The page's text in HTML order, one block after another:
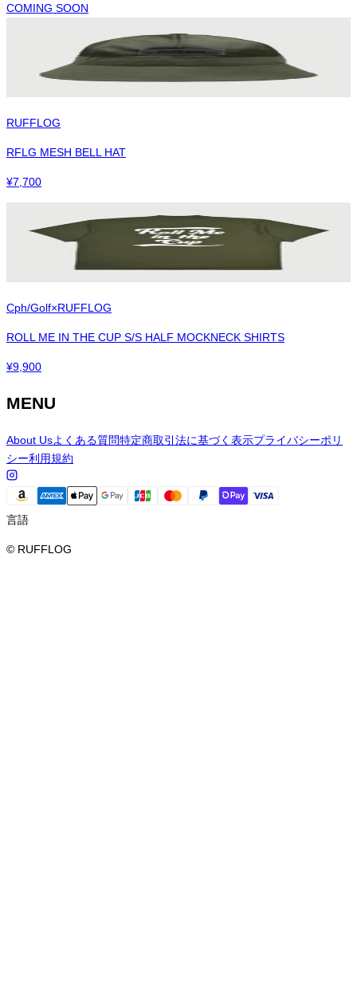
COMING SOON
RUFFLOG
RFLG MESH BELL HAT
¥7,700
Cph/Golf×RUFFLOG
ROLL ME IN THE CUP S/S HALF MOCKNECK SHIRTS
¥9,900
MENU
About Usよくある質問特定商取引法に基づく表示プライバシーポリ
シー利用規約
言語
© RUFFLOG